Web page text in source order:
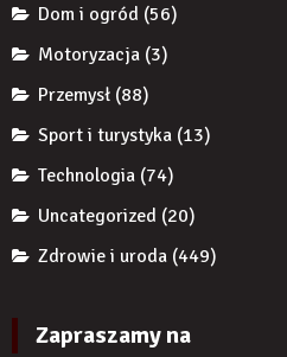
Dom i ogród (56)
Motoryzacja (3)
Przemysł (88)
Sport i turystyka (13)
Technologia (74)
Uncategorized (20)
Zdrowie i uroda (449)
Zapraszamy na